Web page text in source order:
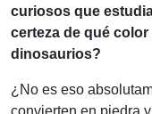
curiosos que
certeza de qué
dinosaurios?
¿No es eso
convierten en piedra